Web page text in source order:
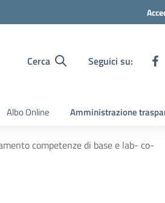
Cerca Seguici su:
Albo Online Amministrazione
competenze di base e lab- co-